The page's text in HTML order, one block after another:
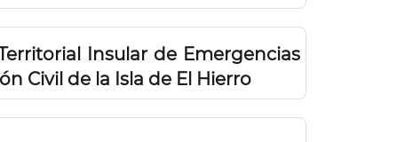
Insular de Emergencias
Civil de la Isla de El Hierro